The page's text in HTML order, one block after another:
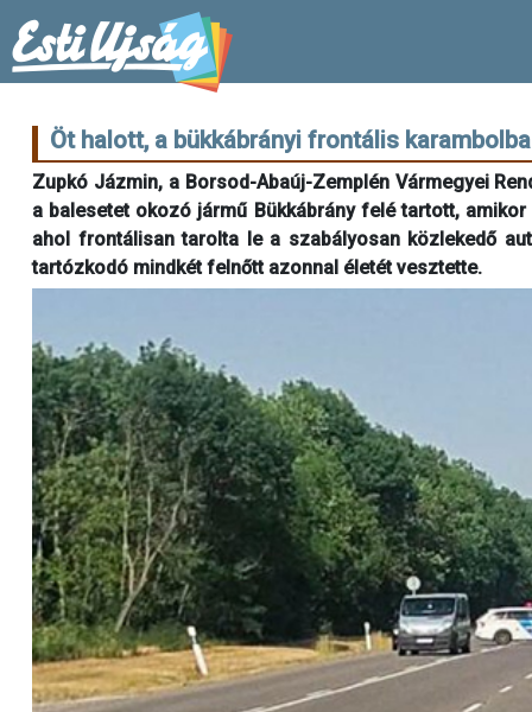
Öt halott, a bükkábrányi frontális
Zupkó Jázmin, a Borsod-Abaúj-Zemplén Vármegyei
a balesetet okozó jármű Bükkábrány felé tartott,
ahol frontálisan tarolta le a szabályosan közlekedő
tartózkodó mindkét felnőtt azonnal életét vesztette.